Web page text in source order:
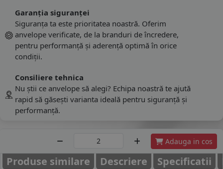
Garanția siguranței
Siguranța ta este prioritatea noastră. Oferim
anvelope verificate, de la branduri de încredere,
pentru performanță și aderență optimă în orice
condiții.
Consiliere tehnica
Nu știi ce anvelope să alegi? Echipa noastră te ajută
rapid să găsești varianta ideală pentru siguranță și
performanță.
Adauga in cos
Produse similare Descriere Specificatii